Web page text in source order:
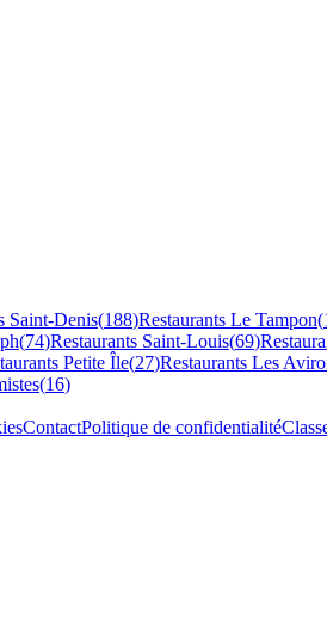
Saint-Denis(188)Restaurants Le Tampon(
(74)Restaurants Saint-Louis(69)
Petite Île(27)Restaurants Les
(16)
ContactPolitique de confidentialité